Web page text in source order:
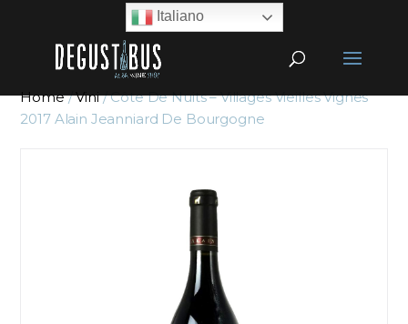
Home/Vini/ Côte De Nuits – Villages Vieilles Vignes
2017 Alain Jeanniard De Bourgogne
Italiano